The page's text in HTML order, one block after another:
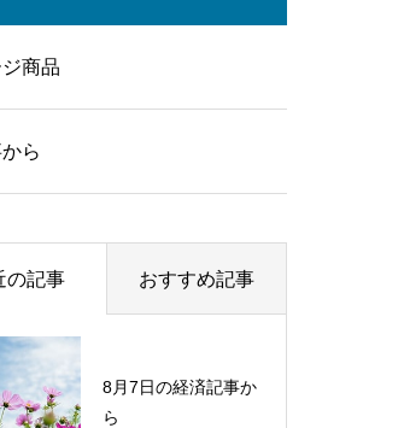
商品
ら
の記事 おすすめ記事
8月7日の経済記事か
ら